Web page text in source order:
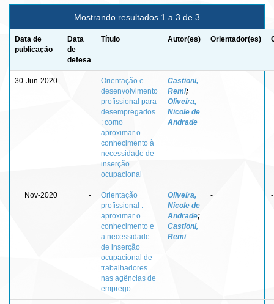
Mostrando resultados 1 a 3 de 3
Data de
publicação
Data
de
defesa
Título Autor(es) Orientador(es)
30-Jun-2020 -
Orientação e
desenvolvimento
profissional para
desempregados
: como
aproximar o
conhecimento à
necessidade de
inserção
ocupacional
Castioni,
Remi;
Oliveira,
Nicole de
Andrade
- -
Nov-2020 -
Orientação
profissional :
aproximar o
conhecimento e
a necessidade
de inserção
ocupacional de
trabalhadores
nas agências de
emprego
Oliveira,
Nicole de
Andrade;
Castioni,
Remi
- -